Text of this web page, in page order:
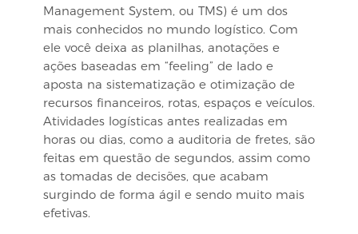
Management System, ou TMS) é um dos
mais conhecidos no mundo logístico. Com
ele você deixa as planilhas, anotações e
ações baseadas em “feeling” de lado e
aposta na sistematização e otimização de
recursos financeiros, rotas, espaços e veículos.
Atividades logísticas antes realizadas em
horas ou dias, como a auditoria de fretes, são
feitas em questão de segundos, assim como
as tomadas de decisões, que acabam
surgindo de forma ágil e sendo muito mais
efetivas.